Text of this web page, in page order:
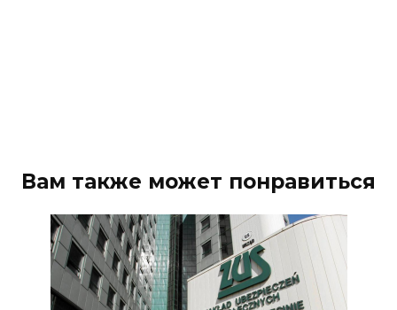
Вам также может понравиться